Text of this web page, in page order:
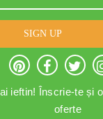
SIGN UP
ieftin! Înscrie-te și
oferte